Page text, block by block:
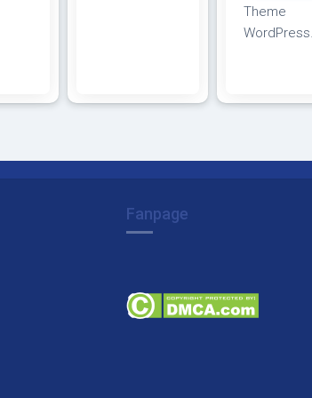
thi
công ty kiến
tương thích với
trình duyệt,
mobile, tablet,
trên nền tảng
mã nguồn mở
Theme
WordPress
mobile,
desktop…
Thiết kế
Fanpage